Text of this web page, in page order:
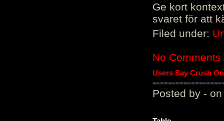
Ge kort
svaret för att
Filed under:
No Comments
Users Say Crush
Posted by - on